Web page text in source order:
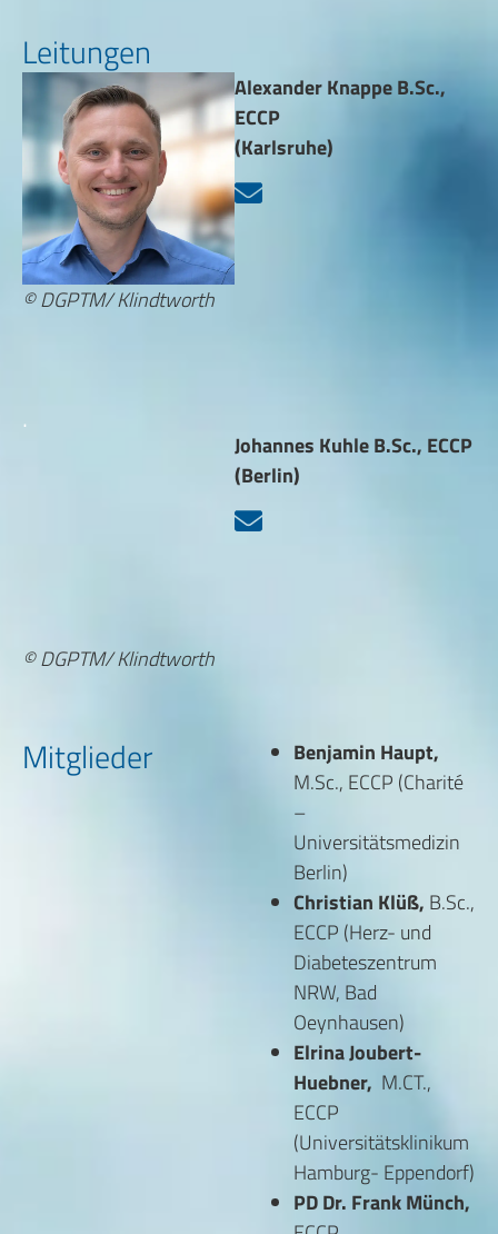
Leitungen
© DGPTM/ Klindtworth
Alexander Knappe B.Sc.,
ECCP
(Karlsruhe)
.
© DGPTM/ Klindtworth
Johannes Kuhle B.Sc., ECCP
(Berlin)
Mitglieder
Benjamin Haupt,
M.Sc., ECCP (Charité
–
Universitätsmedizin
Berlin)
Christian Klüß, B.Sc.,
ECCP (Herz- und
Diabeteszentrum
NRW, Bad
Oeynhausen)
Elrina Joubert-
Huebner, M.CT.,
ECCP
(Universitätsklinikum
Hamburg- Eppendorf)
PD Dr. Frank Münch,